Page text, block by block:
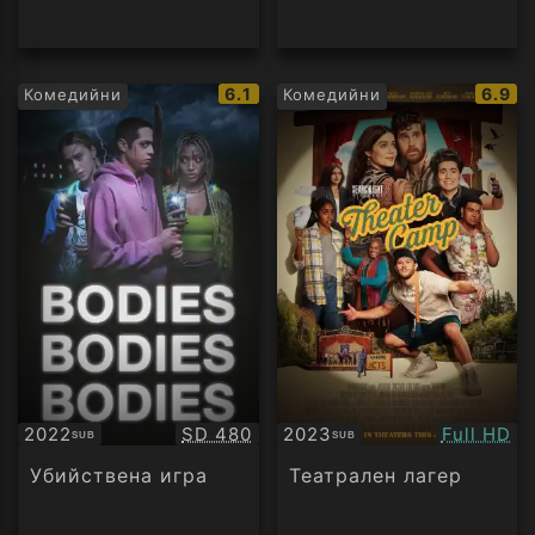
Комедийни
IMDb
рейтинг:
6.1
2022SUB
Субтитри Качество:
SD 480
Убийствена игра
Комедийни
IMDb
6.9
2023SUB
Субтитри Full HD
Театрален лагер